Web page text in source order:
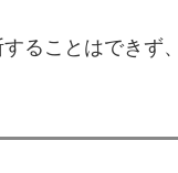
ることはできず